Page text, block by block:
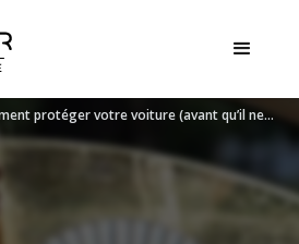
protéger votre voiture (avant qu’il ne